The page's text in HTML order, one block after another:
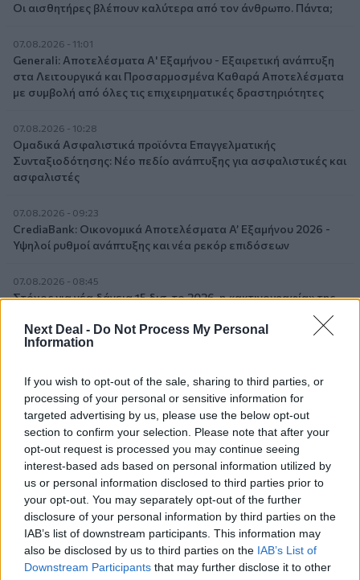
Next Deal - Do Not Process My Personal
Information
If you wish to opt-out of the sale, sharing to third parties, or
processing of your personal or sensitive information for
targeted advertising by us, please use the below opt-out
section to confirm your selection. Please note that after your
opt-out request is processed you may continue seeing
interest-based ads based on personal information utilized by
us or personal information disclosed to third parties prior to
your opt-out. You may separately opt-out of the further
disclosure of your personal information by third parties on the
IAB’s list of downstream participants. This information may
also be disclosed by us to third parties on the IAB’s List of
Downstream Participants that may further disclose it to other
Οι αισθητήρες βλέπουν καλύτερα από τον άνθρωπο. Πάντα;
07.08.2026 - 11:01
Generali: Αποτελέσματα Α' Εξαμήνου - Εξαιρετική ανάπτυξη
στα Λειτουργικά και Προσαρμοσμένα Καθαρά Αποτελέσματα
με συμβολή από όλες τις επιχειρηματικές δραστηριότητες
07.08.2026 - 10:28
Ομαδικά Ασφαλιστικά προϊόντα Επαγγελματικής
Συνταξιοδότησης: Νέο πεδίο ανάπτυξης για ασφαλιστικές και
ασφαλιστές
07.08.2026 - 09:23
CrediaBank: Οικονομικά Αποτελέσματα A’ Εξαμήνου 2026 -
Υψηλοί ρυθμοί ανάπτυξης και νέα ρεκόρ επιδόσεων
07.08.2026 - 08:45
Στόχος για νέα δάνεια 15 δισ. το 2026, η «ακτινογραφία» της
Metlen, μεγαλώνει ταχύτατα η CrediaBank
10.000 φορές η διεθνής επιστημονική κοινότητα παρέπεμψε
στο έργο του – Ποιος είναι ο Έλληνας χειρουργός Χρήστος
Κοντοβουνήσιος
06.08.2026 - 14:55
Μιχάλης Τάτσης, Insurance & Healthcare Analyst, διευθυντής
Επιχειρηματικής Ανάπτυξης Ομίλου HHG
06.08.2026 - 13:30
Όταν η επόμενη μέρα είναι στάχτη, τι θα πει ο Ασφαλιστικός
Διαμεσολαβητής στον πελάτη κλάδου υγείας;